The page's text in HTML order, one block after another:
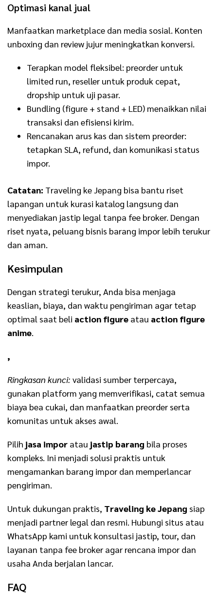
Optimasi kanal jual
Manfaatkan marketplace dan media sosial. Konten
unboxing dan review jujur meningkatkan konversi.
Terapkan model fleksibel: preorder untuk
limited run, reseller untuk produk cepat,
dropship untuk uji pasar.
Bundling (figure + stand + LED) menaikkan nilai
transaksi dan efisiensi kirim.
Rencanakan arus kas dan sistem preorder:
tetapkan SLA, refund, dan komunikasi status
impor.
Catatan: Traveling ke Jepang bisa bantu riset
lapangan untuk kurasi katalog langsung dan
menyediakan jastip legal tanpa fee broker. Dengan
riset nyata, peluang bisnis barang impor lebih terukur
dan aman.
Kesimpulan
Dengan strategi terukur, Anda bisa menjaga
keaslian, biaya, dan waktu pengiriman agar tetap
optimal saat beli action figure atau action figure
anime.
,
Ringkasan kunci: validasi sumber terpercaya,
gunakan platform yang memverifikasi, catat semua
biaya bea cukai, dan manfaatkan preorder serta
komunitas untuk akses awal.
Pilih jasa impor atau jastip barang bila proses
kompleks. Ini menjadi solusi praktis untuk
mengamankan barang impor dan memperlancar
pengiriman.
Untuk dukungan praktis, Traveling ke Jepang siap
menjadi partner legal dan resmi. Hubungi situs atau
WhatsApp kami untuk konsultasi jastip, tour, dan
layanan tanpa fee broker agar rencana impor dan
usaha Anda berjalan lancar.
FAQ